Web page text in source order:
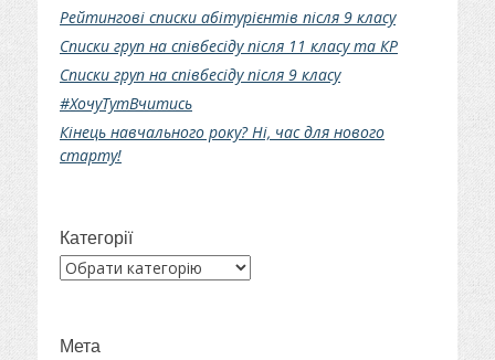
Рейтингові списки абітурієнтів після 9 класу
Списки груп на співбесіду після 11 класу та КР
Списки груп на співбесіду після 9 класу
#ХочуТутВчитись
Кінець навчального року? Ні, час для нового
старту!
Категорії
Категорії
Мета